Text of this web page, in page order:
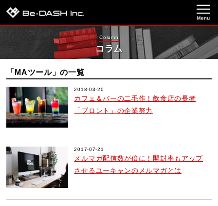
Column
コラム
「MAツール」の一覧
2018-03-20
カフェ＆バーの二毛作！飲食店の長者
「プロント」の企業努力
2017-07-21
メルマガ配信数が倍に！開封率もアップ
させるユーキャンのメルマガとは